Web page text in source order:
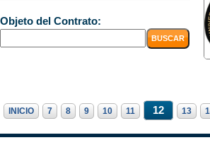
Objeto del Contrato:
INICIO 7 8 9 10 11 12 13